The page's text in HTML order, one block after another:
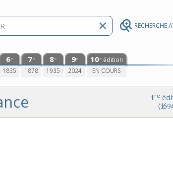
RECHERCHE
6e
1835
7e
1878
8e
1935
9e
2024
10e édition
EN COURS
1 re